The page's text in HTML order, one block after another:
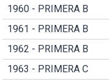
1960 - PRIMERA B
1961 - PRIMERA B
1962 - PRIMERA B
1963 - PRIMERA C